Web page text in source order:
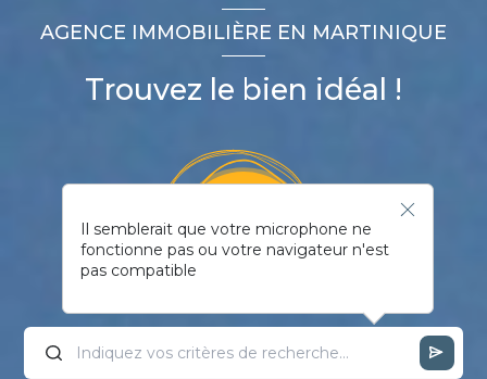
AGENCE IMMOBILIÈRE EN MARTINIQUE
Trouvez le bien idéal !
Il semblerait que votre microphone ne
fonctionne pas ou votre navigateur n'est
pas compatible